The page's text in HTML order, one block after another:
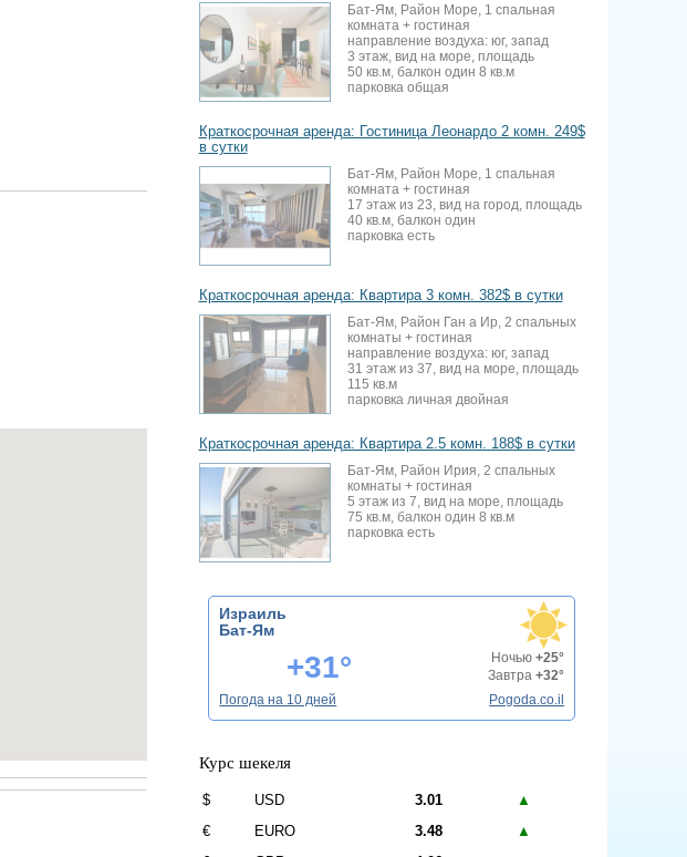
Бат-Ям, Район Море, 1 спальная
комната + гостиная
направление воздуха: юг, запад
3 этаж, вид на море, площадь
50 кв.м, балкон один 8 кв.м
парковка общая
Краткосрочная аренда: Гостиница Леонардо 2 комн. 249$
в сутки
Бат-Ям, Район Море, 1 спальная
комната + гостиная
17 этаж из 23, вид на город, площадь
40 кв.м, балкон один
парковка есть
Краткосрочная аренда: Квартира 3 комн. 382$ в сутки
Бат-Ям, Район Ган а Ир, 2 спальных
комнаты + гостиная
направление воздуха: юг, запад
31 этаж из 37, вид на море, площадь
115 кв.м
парковка личная двойная
Краткосрочная аренда: Квартира 2.5 комн. 188$ в сутки
Бат-Ям, Район Ирия, 2 спальных
комнаты + гостиная
5 этаж из 7, вид на море, площадь
75 кв.м, балкон один 8 кв.м
парковка есть
Израиль
Бат-Ям
+31° Ночью+25°
Завтра+32°
Погода на 10 дней
Pogoda.co.il
Курс шекеля
$ USD 3.01
▲
€
EURO 3.48
▲